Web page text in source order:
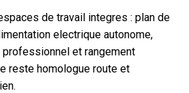
de travail integres : plan de
electrique autonome,
et rangement
reste homologue route et